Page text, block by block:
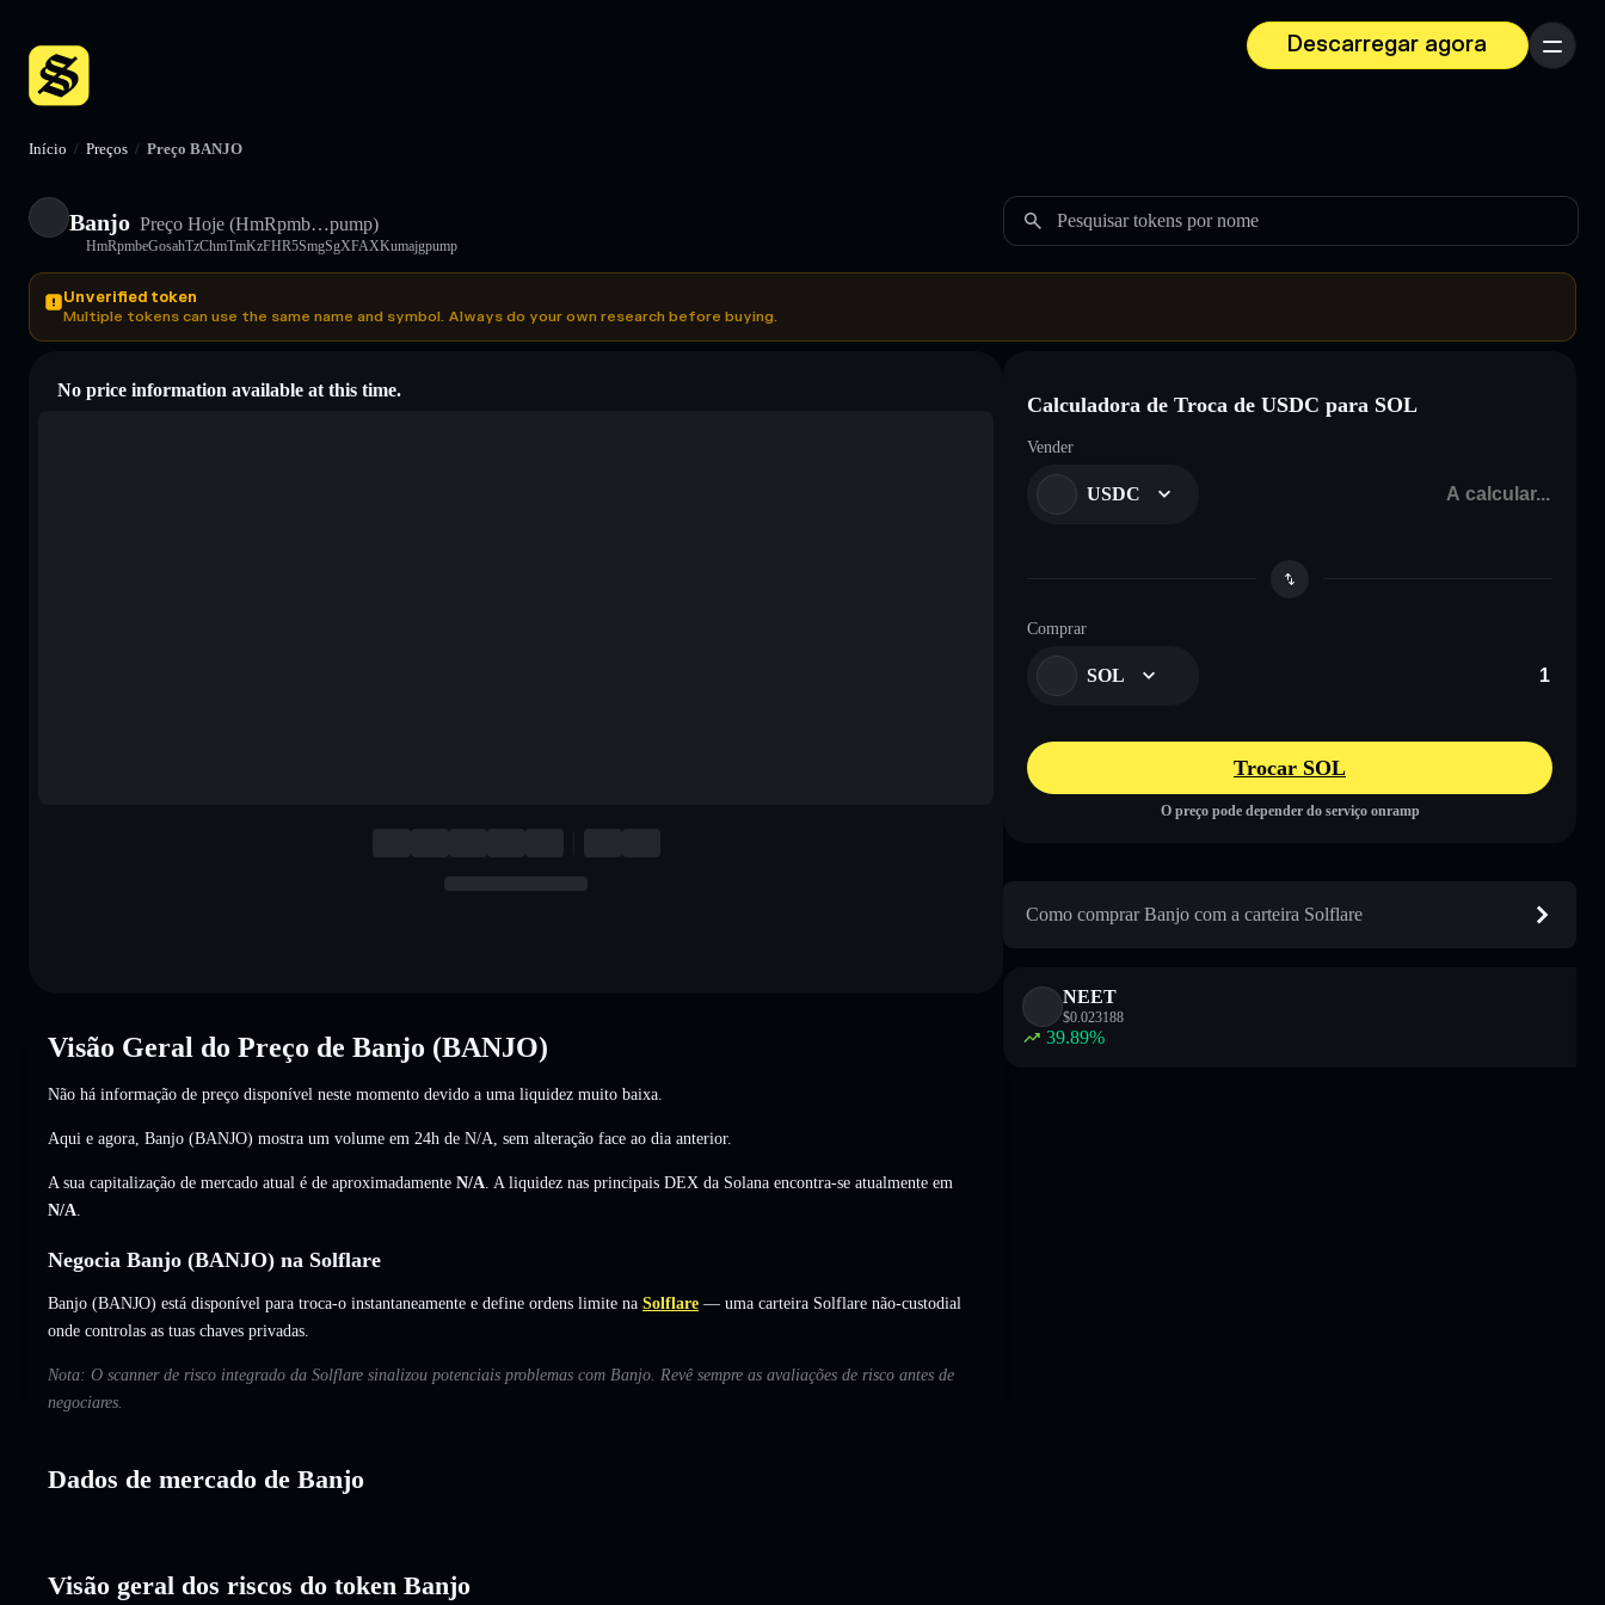
Descarregar agora
Menu
Início / Preços / Preço BANJO
Banjo Preço Hoje (HmRpmb…pump)
HmRpmbeGosahTzChmTmKzFHR5SmgSgXFAXKumajgpump
Pesquisar tokens por nome
Unverified token
Multiple tokens can use the same name and symbol. Always do your own research before buying.
No price information available at this time.
Visão Geral do Preço de Banjo (BANJO)
Não há informação de preço disponível neste momento devido a uma liquidez muito baixa.
Aqui e agora, Banjo (BANJO) mostra um volume em 24h de N/A sem alteração face ao dia anterior.
A sua capitalização de mercado atual é de aproximadamente N/A . A liquidez nas principais DEX da Solana encontra-se atualmente em
N/A
Negocia Banjo (BANJO) na Solflare
Banjo (BANJO) está disponível para troca-o instantaneamente e define ordens limite na Solflare — uma carteira Solflare não-custodial
onde controlas as tuas chaves privadas.
Nota: O scanner de risco integrado da Solflare sinalizou potenciais problemas com Banjo. Revê sempre as avaliações de risco antes de
negociares.
Dados de mercado de Banjo
Visão geral dos riscos do token Banjo
Calculadora de Troca de USDC para SOL
Vender
USDC
Comprar
SOL
Trocar SOL
O preço pode depender do serviço onramp
Como comprar Banjo com a carteira Solflare
NEET
$0.023188
39.89%